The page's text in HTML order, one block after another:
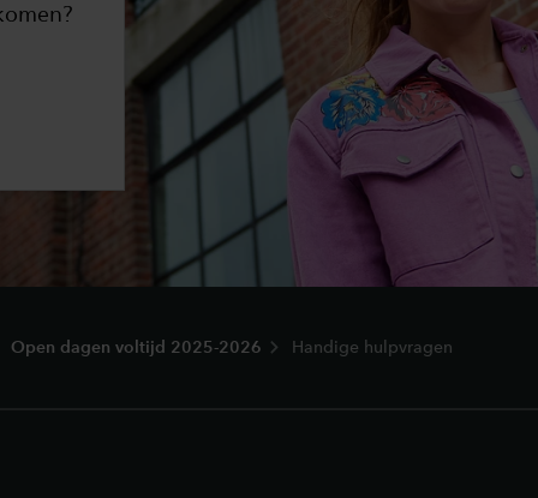
Open dagen voltijd 2025-2026 Handige hulpvragen